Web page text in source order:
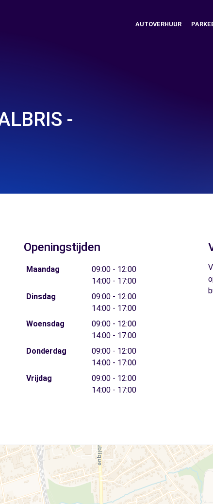
AUTOVERHUUR
-
Openingstijden
Maandag
09:00 - 12:00
14:00 - 17:00
Dinsdag
09:00 - 12:00
14:00 - 17:00
Woensdag
09:00 - 12:00
14:00 - 17:00
Donderdag
09:00 - 12:00
14:00 - 17:00
Vrijdag
09:00 - 12:00
14:00 - 17:00